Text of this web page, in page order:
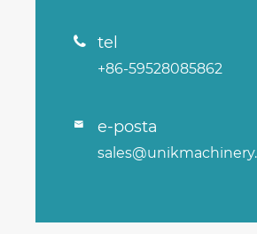
 tel
+86-59528085862
 e-posta